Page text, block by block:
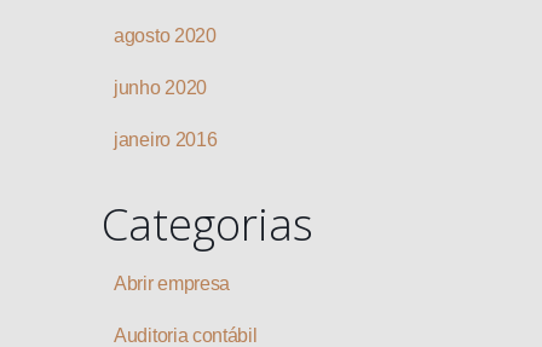
agosto 2020
junho 2020
janeiro 2016
Categorias
Abrir empresa
Auditoria contábil